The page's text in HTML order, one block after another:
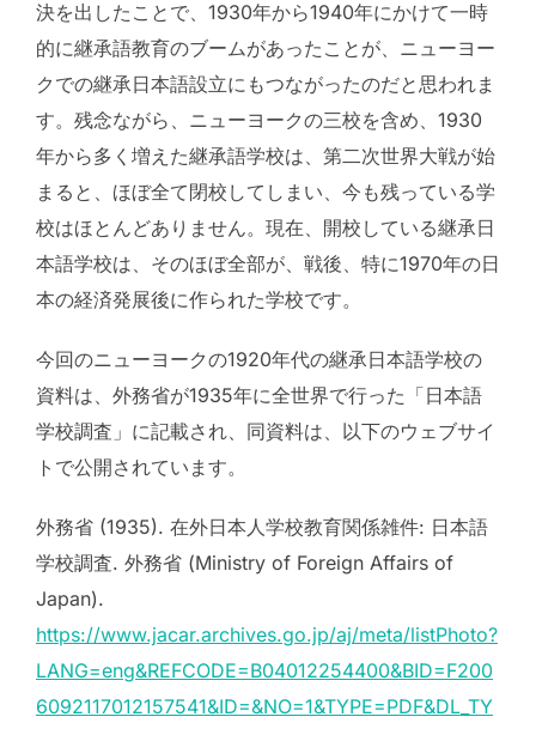
決を出したことで、1930年から1940年にかけて一時
的に継承語教育のブームがあったことが、ニューヨー
クでの継承日本語設立にもつながったのだと思われま
す。残念ながら、ニューヨークの三校を含め、1930
年から多く増えた継承語学校は、第二次世界大戦が始
まると、ほぼ全て閉校してしまい、今も残っている学
校はほとんどありません。現在、開校している継承日
本語学校は、そのほぼ全部が、戦後、特に1970年の日
本の経済発展後に作られた学校です。
今回のニューヨークの1920年代の継承日本語学校の
資料は、外務省が1935年に全世界で行った「日本語
学校調査」に記載され、同資料は、以下のウェブサイ
トで公開されています。
外務省 (1935). 在外日本人学校教育関係雑件: 日本語
学校調査. 外務省 (Ministry of Foreign Affairs of
Japan).
https://www.jacar.archives.go.jp/aj/meta/listPhoto?
LANG=eng&REFCODE=B04012254400&BID=F200
6092117012157541&ID=&NO=1&TYPE=PDF&DL_TY